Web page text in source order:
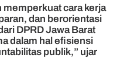
memperkuat cara kerja
dan berorientasi
DPRD Jawa Barat
dalam hal efisiensi
publik,” ujar